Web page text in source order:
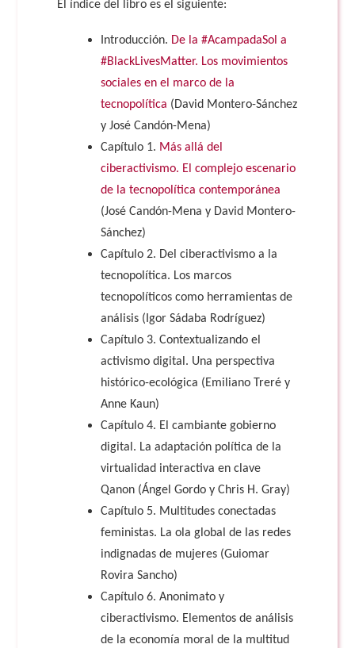
El índice del libro es el siguiente:
Introducción. De la #AcampadaSol a
#BlackLivesMatter. Los movimientos
sociales en el marco de la
tecnopolítica (David Montero-Sánchez
y José Candón-Mena)
Capítulo 1. Más allá del
ciberactivismo. El complejo escenario
de la tecnopolítica contemporánea
(José Candón-Mena y David Montero-
Sánchez)
Capítulo 2. Del ciberactivismo a la
tecnopolítica. Los marcos
tecnopolíticos como herramientas de
análisis (Igor Sádaba Rodríguez)
Capítulo 3. Contextualizando el
activismo digital. Una perspectiva
histórico-ecológica (Emiliano Treré y
Anne Kaun)
Capítulo 4. El cambiante gobierno
digital. La adaptación política de la
virtualidad interactiva en clave
Qanon (Ángel Gordo y Chris H. Gray)
Capítulo 5. Multitudes conectadas
feministas. La ola global de las redes
indignadas de mujeres (Guiomar
Rovira Sancho)
Capítulo 6. Anonimato y
ciberactivismo. Elementos de análisis
de la economía moral de la multitud